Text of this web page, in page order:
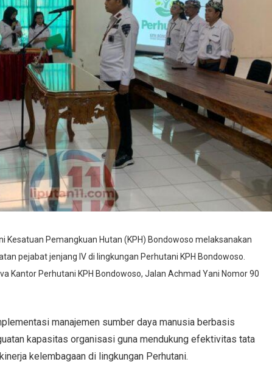
Kesatuan Pemangkuan Hutan (KPH) Bondowoso melaksanakan
pejabat jenjang IV di lingkungan Perhutani KPH Bondowoso.
Kantor Perhutani KPH Bondowoso, Jalan Achmad Yani Nomor 90
manajemen sumber daya manusia berbasis
kapasitas organisasi guna mendukung efektivitas tata
kelembagaan di lingkungan Perhutani.